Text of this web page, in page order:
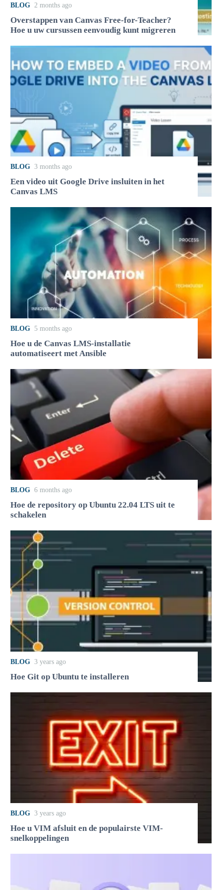
BLOG 2 months ago
Overstappen van Canvas Free-for-Teacher?
Hoe u uw cursussen eenvoudig kunt migreren
BLOG 3 months ago
Een video uit Google Drive insluiten in het
Canvas LMS
BLOG 5 months ago
Hoe u de Canvas LMS-installatie
automatiseert met Ansible
BLOG 6 months ago
Hoe de repository op Ubuntu 22.04 LTS uit te
schakelen
BLOG 3 years ago
Hoe Git op Ubuntu te installeren
BLOG 3 years ago
Hoe u VIM afsluit en de populairste VIM-
snelkoppelingen